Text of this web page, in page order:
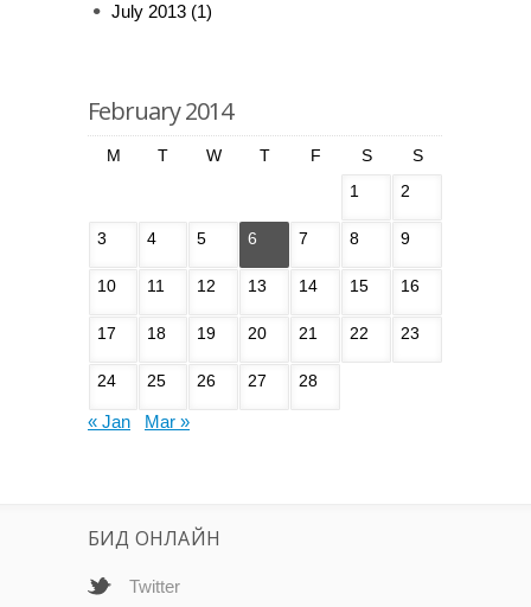
July 2013 (1)
February 2014
M T W T F S
S
1
2
3 4 5 6 7 8 9
10 11 12 13 14 15 16
17 18 19 20 21 22 23
24 25 26 27 28
« Jan Mar »
БИД ОНЛАЙН
Twitter